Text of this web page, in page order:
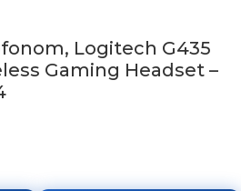
Logitech G435
Gaming Headset –